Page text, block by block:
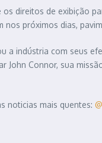
direitos de exibição
próximos dias,
a indústria com seus
Connor, sua
noticias mais quentes: